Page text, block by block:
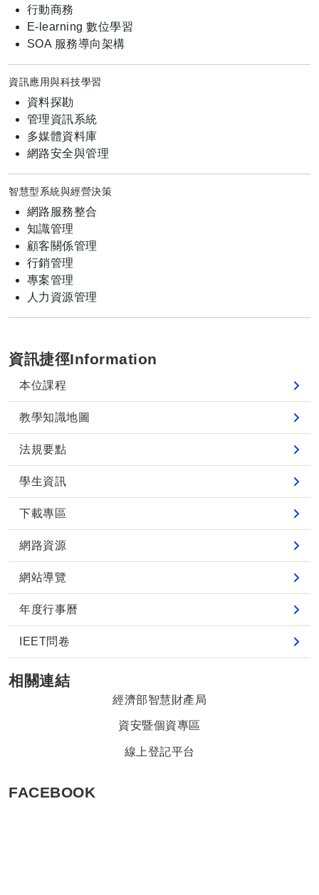
資訊捷徑Information
本位課程
教學知識地圖
法規要點
學生資訊
下載專區
網路資源
網站導覽
年度行事曆
IEET問卷
相關連結
經濟部智慧財產局
資安暨個資專區
線上登記平台
FACEBOOK
行動商務
E-learning 數位學習
SOA 服務導向架構
資訊應用與科技學習
資料探勘
管理資訊系統
多媒體資料庫
網路安全與管理
智慧型系統與經營決策
網路服務整合
知識管理
顧客關係管理
行銷管理
專案管理
人力資源管理